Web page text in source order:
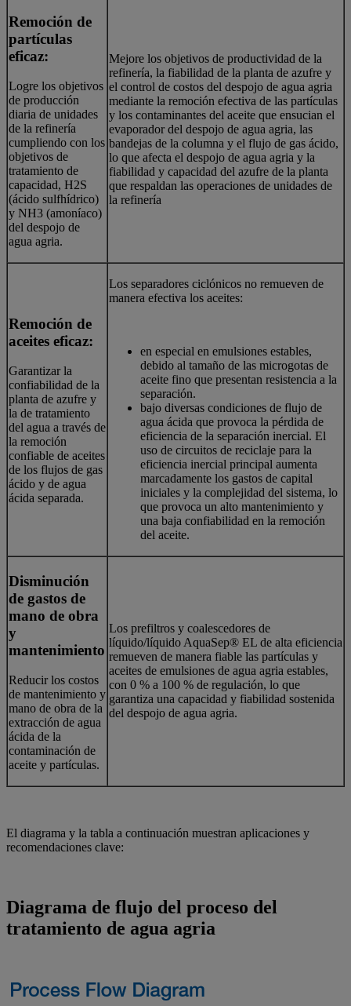
Remoción de
partículas
eficaz:
Logre los objetivos
de producción
diaria de unidades
de la refinería
cumpliendo con los
objetivos de
tratamiento de
capacidad, H2S
(ácido sulfhídrico)
y NH3 (amoníaco)
del despojo de
agua agria.
Mejore los objetivos de productividad de la
refinería, la fiabilidad de la planta de azufre y
el control de costos del despojo de agua agria
mediante la remoción efectiva de las partículas
y los contaminantes del aceite que ensucian el
evaporador del despojo de agua agria, las
bandejas de la columna y el flujo de gas ácido,
lo que afecta el despojo de agua agria y la
fiabilidad y capacidad del azufre de la planta
que respaldan las operaciones de unidades de
la refinería
Remoción de
aceites eficaz:
Garantizar la
confiabilidad de la
planta de azufre y
la de tratamiento
del agua a través de
la remoción
confiable de aceites
de los flujos de gas
ácido y de agua
ácida separada.
Los separadores ciclónicos no remueven de
manera efectiva los aceites:
en especial en emulsiones estables,
debido al tamaño de las microgotas de
aceite fino que presentan resistencia a la
separación.
bajo diversas condiciones de flujo de
agua ácida que provoca la pérdida de
eficiencia de la separación inercial. El
uso de circuitos de reciclaje para la
eficiencia inercial principal aumenta
marcadamente los gastos de capital
iniciales y la complejidad del sistema, lo
que provoca un alto mantenimiento y
una baja confiabilidad en la remoción
del aceite.
Disminución
de gastos de
mano de obra
y
mantenimiento
Reducir los costos
de mantenimiento y
mano de obra de la
extracción de agua
ácida de la
contaminación de
aceite y partículas.
Los prefiltros y coalescedores de
líquido/líquido AquaSep® EL de alta eficiencia
remueven de manera fiable las partículas y
aceites de emulsiones de agua agria estables,
con 0 % a 100 % de regulación, lo que
garantiza una capacidad y fiabilidad sostenida
del despojo de agua agria.
El diagrama y la tabla a continuación muestran aplicaciones y
recomendaciones clave:
Diagrama de flujo del proceso del
tratamiento de agua agria